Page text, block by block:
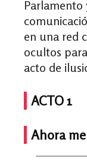
Parlamento
en una red
ocultos
acto de
ACTO 1
Ahora